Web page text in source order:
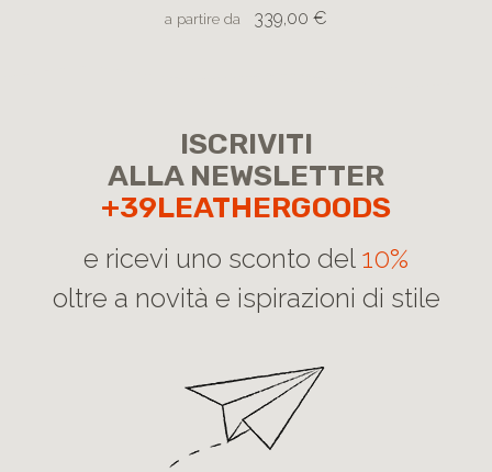
a partire da 339,00 €
ISCRIVITI
ALLA NEWSLETTER
+39LEATHERGOODS
e ricevi uno sconto del 10%
oltre a novità e ispirazioni di stile